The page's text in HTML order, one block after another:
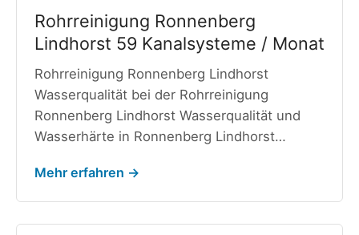
Rohrreinigung Ronnenberg
Lindhorst 59 Kanalsysteme / Monat
Rohrreinigung Ronnenberg Lindhorst
Wasserqualität bei der Rohrreinigung
Ronnenberg Lindhorst Wasserqualität und
Wasserhärte in Ronnenberg Lindhorst…
Mehr erfahren →